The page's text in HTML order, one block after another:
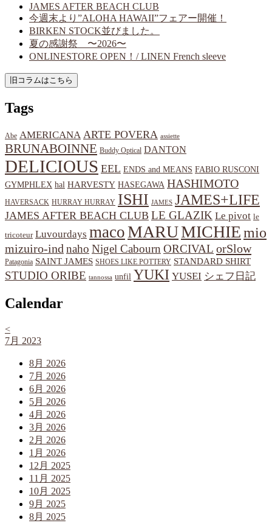
JAMES AFTER BEACH CLUB
今週末より”ALOHA HAWAII”フェアー開催！
BIRKEN STOCK並びました。
夏の感謝祭 〜2026〜
ONLINESTORE OPEN！/ LINEN French sleeve
Tags
Abe AMERICANA ARTE POVERA assiette
BRUNABOINNE Buddy Optical DANTON
DELICIOUS EEL ENDS and MEANS FABIO RUSCONI
GYMPHLEX hal HARVESTY HASEGAWA HASHIMOTO
HAVERSACK HURRAY HURRAY ISHI JAMES JAMES+LIFE
JAMES AFTER BEACH CLUB LE GLAZIK Le pivot le
tricoteur Luvourdays macoMARUMICHIEmio
mizuiro-ind naho Nigel Cabourn ORCIVAL orSlow
Patagonia SAINT JAMES SHOES LIKE POTTERY STANDARD SHIRT
STUDIO ORIBE tannossa unfil YUKI YUSEI シェフ日記
Calendar
<
7月 2023
8月 2026
7月 2026
6月 2026
5月 2026
4月 2026
3月 2026
2月 2026
1月 2026
12月 2025
11月 2025
10月 2025
9月 2025
8月 2025